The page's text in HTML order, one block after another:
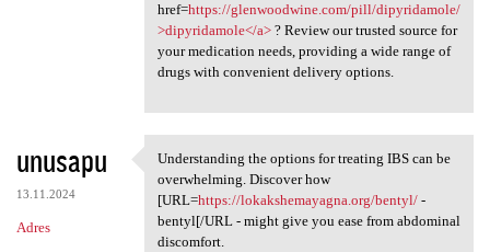
href=https://glenwoodwine.com/pill/dipyridamole/
>dipyridamole</a>? Review our trusted source for
your medication needs, providing a wide range of
drugs with convenient delivery options.
unusapu
13.11.2024
Adres
Understanding the options for
Understanding the options for treating IBS can be
overwhelming. Discover how
[URL=https://lokakshemayagna.org/bentyl/-
bentyl[/URL - might give you ease from abdominal
discomfort.